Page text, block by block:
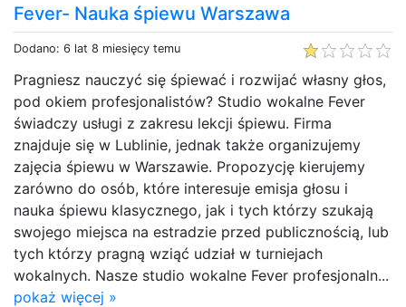
Fever- Nauka śpiewu Warszawa
Dodano: 6 lat 8 miesięcy temu
Pragniesz nauczyć się śpiewać i rozwijać własny głos,
pod okiem profesjonalistów? Studio wokalne Fever
świadczy usługi z zakresu lekcji śpiewu. Firma
znajduje się w Lublinie, jednak także organizujemy
zajęcia śpiewu w Warszawie. Propozycję kierujemy
zarówno do osób, które interesuje emisja głosu i
nauka śpiewu klasycznego, jak i tych którzy szukają
swojego miejsca na estradzie przed publicznością, lub
tych którzy pragną wziąć udział w turniejach
wokalnych. Nasze studio wokalne Fever profesjonaln...
pokaż więcej »